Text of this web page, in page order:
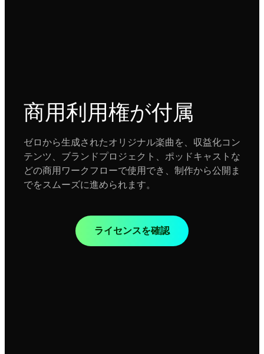
商用利用権が付属
ゼロから生成されたオリジナル楽曲を、収益化コン
テンツ、ブランドプロジェクト、ポッドキャストな
どの商用ワークフローで使用でき、制作から公開ま
でをスムーズに進められます。
ライセンスを確認